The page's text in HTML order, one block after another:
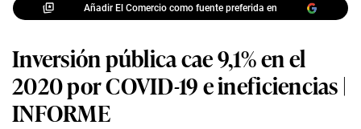
Añadir El Comercio como fuente preferida en
Inversión pública cae 9,1% en el
2020 por COVID-19 e ineficiencias |
INFORME